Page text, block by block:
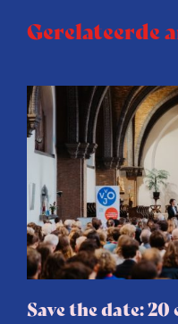
Gerelateerde
Save the date: 20